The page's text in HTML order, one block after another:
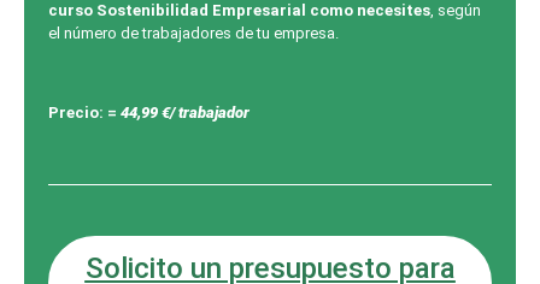
curso Sostenibilidad Empresarial como necesites , según
el número de trabajadores de tu empresa.
Precio: = 44,99 €/ trabajador
Solicito un presupuesto para